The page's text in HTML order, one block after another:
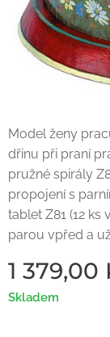
Model ženy
dřinu při praní
pružné spirály
propojení s
tablet Z81 (12 ks
parou vpřed a
1 379,00
Skladem